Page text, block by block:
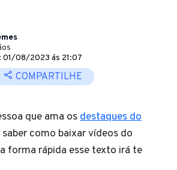
01/08/2023 ás 21:07
COMPARTILHE
que ama osdestaques do
saber como baixar vídeos do
forma rápida esse texto irá te